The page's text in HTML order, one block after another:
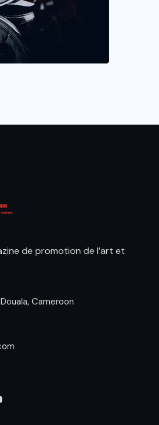
de promotion de l’art et
Cameroon